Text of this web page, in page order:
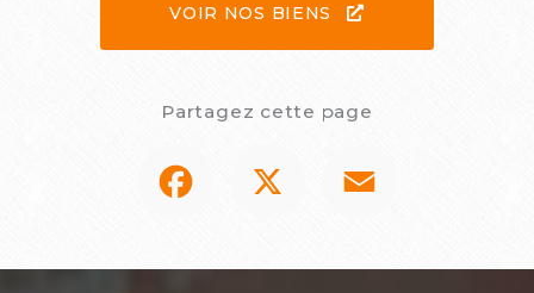
VOIR NOS BIENS
Partagez cette page